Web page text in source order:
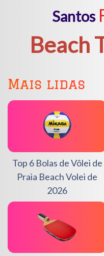
Santos
Beach
Mais lidas
Top 6 Bolas de Vôlei de
Praia Beach Volei de
2026